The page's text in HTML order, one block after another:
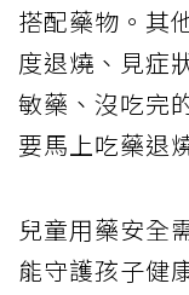
搭配藥物。其
度退燒、見症
敏藥、沒吃完
要馬上吃藥退
兒童用藥安全
能守護孩子健